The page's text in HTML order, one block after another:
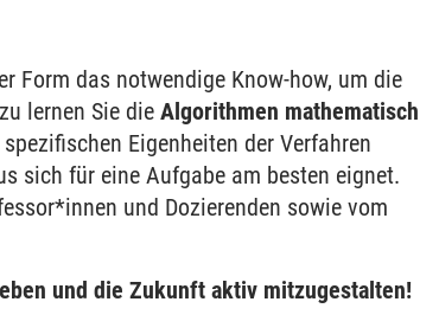
Form das notwendige Know-how, um die
lernen Sie dieAlgorithmen mathematisch
Eigenheiten der Verfahren
sich für eine Aufgabe am besten eignet.
und Dozierenden sowie vom
und die Zukunft aktiv mitzugestalten!